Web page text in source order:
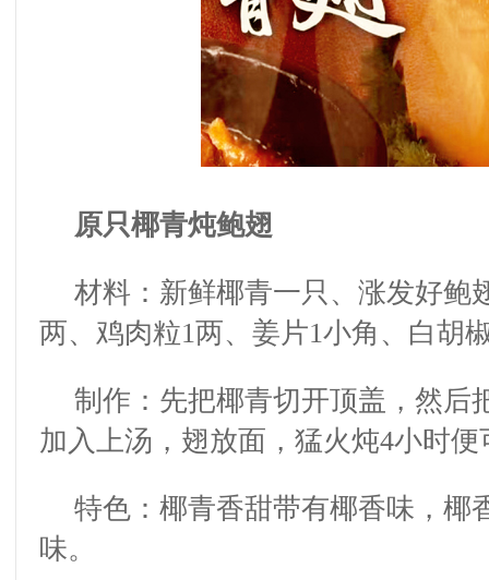
原只椰青炖鲍翅
材料：新鲜椰青一只、涨发好鲍
两、鸡肉粒1两、姜片1小角、白胡
制作：先把椰青切开顶盖，然后
加入上汤，翅放面，猛火炖4小时便
特色：椰青香甜带有椰香味，椰
味。